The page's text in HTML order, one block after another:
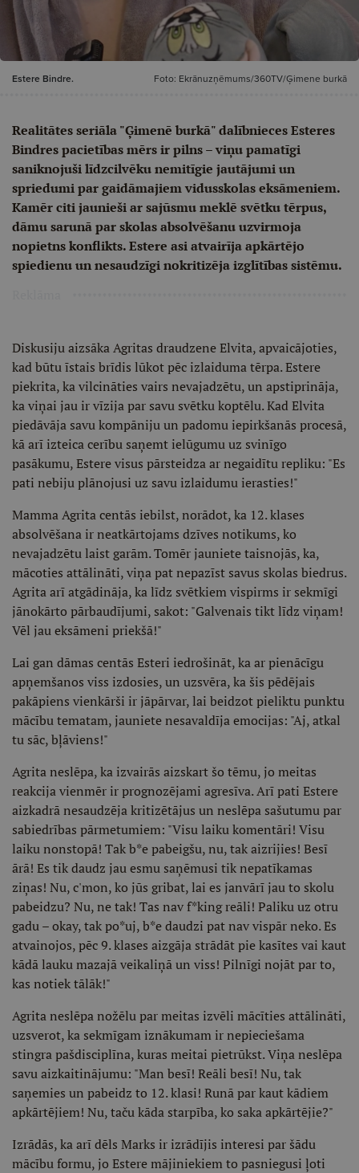
Estere Bindre. Foto: Ekrānuzņēmums/360TV/Ģimene burkā
Realitātes seriāla "Ģimenē burkā" dalībnieces Esteres
Bindres pacietības mērs ir pilns – viņu pamatīgi
saniknojuši līdzcilvēku nemitīgie jautājumi un
spriedumi par gaidāmajiem vidusskolas eksāmeniem.
Kamēr citi jaunieši ar sajūsmu meklē svētku tērpus,
dāmu sarunā par skolas absolvēšanu uzvirmoja
nopietns konflikts. Estere asi atvairīja apkārtējo
spiedienu un nesaudzīgi nokritizēja izglītības sistēmu.
Diskusiju aizsāka Agritas draudzene Elvita, apvaicājoties,
kad būtu īstais brīdis lūkot pēc izlaiduma tērpa. Estere
piekrita, ka vilcināties vairs nevajadzētu, un apstiprināja,
ka viņai jau ir vīzija par savu svētku koptēlu. Kad Elvita
piedāvāja savu kompāniju un padomu iepirkšanās procesā,
kā arī izteica cerību saņemt ielūgumu uz svinīgo
pasākumu, Estere visus pārsteidza ar negaidītu repliku: "Es
pati nebiju plānojusi uz savu izlaidumu ierasties!"
Mamma Agrita centās iebilst, norādot, ka 12. klases
absolvēšana ir neatkārtojams dzīves notikums, ko
nevajadzētu laist garām. Tomēr jauniete taisnojās, ka,
mācoties attālināti, viņa pat nepazīst savus skolas biedrus.
Agrita arī atgādināja, ka līdz svētkiem vispirms ir sekmīgi
jānokārto pārbaudījumi, sakot: "Galvenais tikt līdz viņam!
Vēl jau eksāmeni priekšā!"
Lai gan dāmas centās Esteri iedrošināt, ka ar pienācīgu
apņemšanos viss izdosies, un uzsvēra, ka šis pēdējais
pakāpiens vienkārši ir jāpārvar, lai beidzot pieliktu punktu
mācību tematam, jauniete nesavaldīja emocijas: "Aj, atkal
tu sāc, bļāviens!"
Agrita neslēpa, ka izvairās aizskart šo tēmu, jo meitas
reakcija vienmēr ir prognozējami agresīva. Arī pati Estere
aizkadrā nesaudzēja kritizētājus un neslēpa sašutumu par
sabiedrības pārmetumiem: "Visu laiku komentāri! Visu
laiku nonstopā! Tak b*e pabeigšu, nu, tak aizrijies! Besī
ārā! Es tik daudz jau esmu saņēmusi tik nepatīkamas
ziņas! Nu, c'mon, ko jūs gribat, lai es janvārī jau to skolu
pabeidzu? Nu, ne tak! Tas nav f*king reāli! Paliku uz otru
gadu – okay, tak po*uj, b*e daudzi pat nav vispār neko. Es
atvainojos, pēc 9. klases aizgāja strādāt pie kasītes vai kaut
kādā lauku mazajā veikaliņā un viss! Pilnīgi nojāt par to,
kas notiek tālāk!"
Agrita neslēpa nožēlu par meitas izvēli mācīties attālināti,
uzsverot, ka sekmīgam iznākumam ir nepieciešama
stingra pašdisciplīna, kuras meitai pietrūkst. Viņa neslēpa
savu aizkaitinājumu: "Man besī! Reāli besī! Nu, tak
saņemies un pabeidz to 12. klasi! Runā par kaut kādiem
apkārtējiem! Nu, taču kāda starpība, ko saka apkārtējie?"
Izrādās, ka arī dēls Marks ir izrādījis interesi par šādu
mācību formu, jo Estere mājiniekiem to pasniegusi ļoti